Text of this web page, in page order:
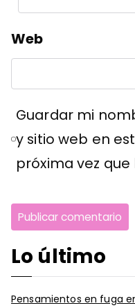
Web
Guardar mi
y sitio web en
próxima vez
Lo último
Pensamientos en fuga